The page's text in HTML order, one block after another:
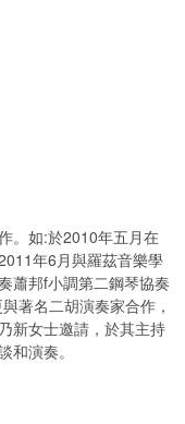
。如:於2010年五月在
年6月與羅茲音樂學
蕭邦f小調第二鋼琴協奏
著名二胡演奏家合作，
新女士邀請，於其主持
演奏。